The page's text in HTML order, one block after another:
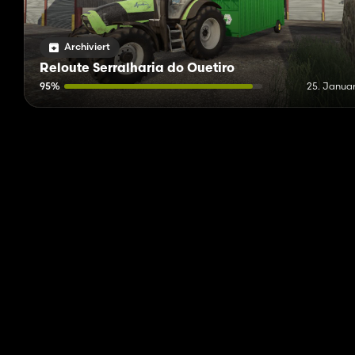
Archiviert
Reloute Serralharia do Ouetiro
95% 25.